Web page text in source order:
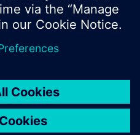
Building Technologies
országonként